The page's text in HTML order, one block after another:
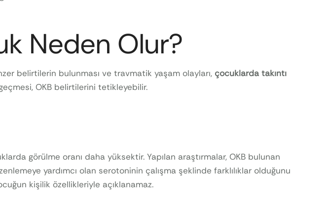
Neden Olur?
belirtilerin bulunması ve travmatik yaşam olayları, çocuklarda takıntı
OKB belirtilerini tetikleyebilir.
görülme oranı daha yüksektir. Yapılan araştırmalar, OKB bulunan
yardımcı olan serotoninin çalışma şeklinde farklılıklar olduğunu
kişilik özellikleriyle açıklanamaz.